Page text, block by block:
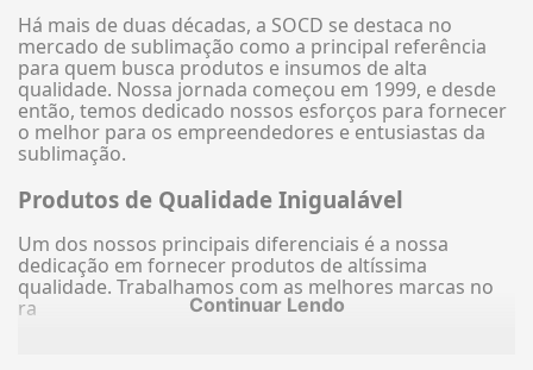
Há mais de duas décadas, a SOCD se destaca no
mercado de sublimação como a principal referência
para quem busca produtos e insumos de alta
qualidade. Nossa jornada começou em 1999, e desde
então, temos dedicado nossos esforços para fornecer
o melhor para os empreendedores e entusiastas da
sublimação.
Produtos de Qualidade Inigualável
Um dos nossos principais diferenciais é a nossa
dedicação em fornecer produtos de altíssima
qualidade. Trabalhamos com as melhores marcas no
ra
Continuar Lendo